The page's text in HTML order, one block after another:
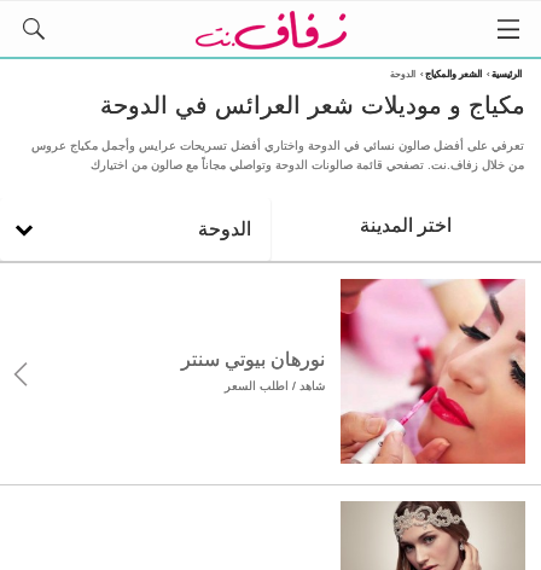
الرئيسية› الشعر والمكياج› الدوحة
مكياج و موديلات شعر العرائس في الدوحة
تعرفي على أفضل صالون نسائي في الدوحة واختاري أفضل تسريحات عرايس وأجمل مكياج عروس
من خلال زفاف.نت. تصفحي قائمة صالونات الدوحة وتواصلي مجاناً مع صالون من اختيارك
اختر المدينة الدوحة
نورهان بيوتي سنتر
شاهد / اطلب السعر